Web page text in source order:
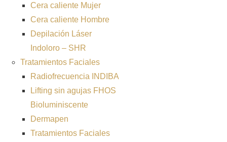
Cera caliente Mujer
Cera caliente Hombre
Depilación Láser
Indoloro – SHR
Tratamientos Faciales
Radiofrecuencia INDIBA
Lifting sin agujas FHOS
Bioluminiscente
Dermapen
Tratamientos Faciales